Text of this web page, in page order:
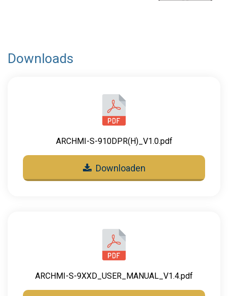
Downloads
ARCHMI-S-910DPR(H)_V1.0.pdf
Downloaden
ARCHMI-S-9XXD_USER_MANUAL_V1.4.pdf